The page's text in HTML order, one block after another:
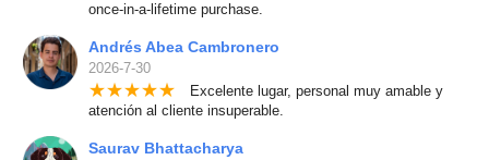
once-in-a-lifetime purchase.
Andrés Abea Cambronero
2026-7-30
★★★★★ Excelente lugar, personal muy amable y
atención al cliente insuperable.
Saurav Bhattacharya